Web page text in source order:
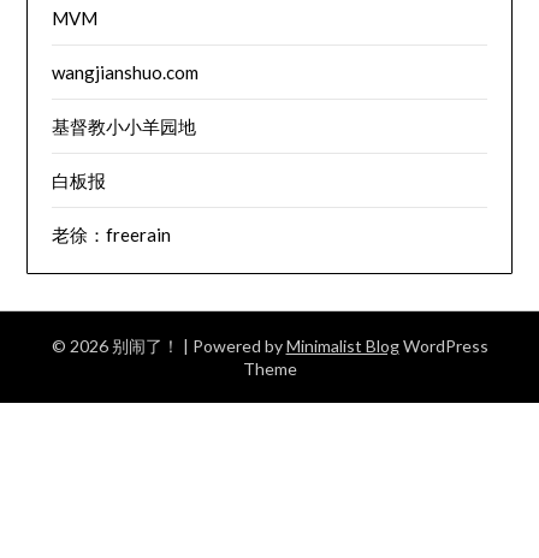
MVM
wangjianshuo.com
基督教小小羊园地
白板报
老徐：freerain
© 2026 别闹了！ | Powered byMinimalist BlogWordPress
Theme